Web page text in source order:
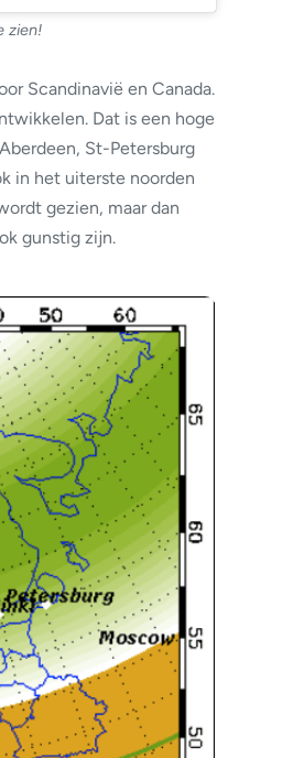
zien!
Scandinavië en Canada.
Dat is een hoge
St-Petersburg
in het uiterste noorden
gezien, maar dan
gunstig zijn.